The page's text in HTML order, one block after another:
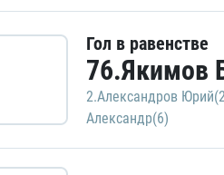
Гол в равенстве
76.Якимов
2.Александров
Александр(6)